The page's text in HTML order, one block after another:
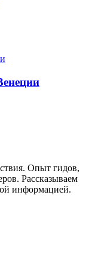
Опыт гидов,
Рассказываем
информацией.